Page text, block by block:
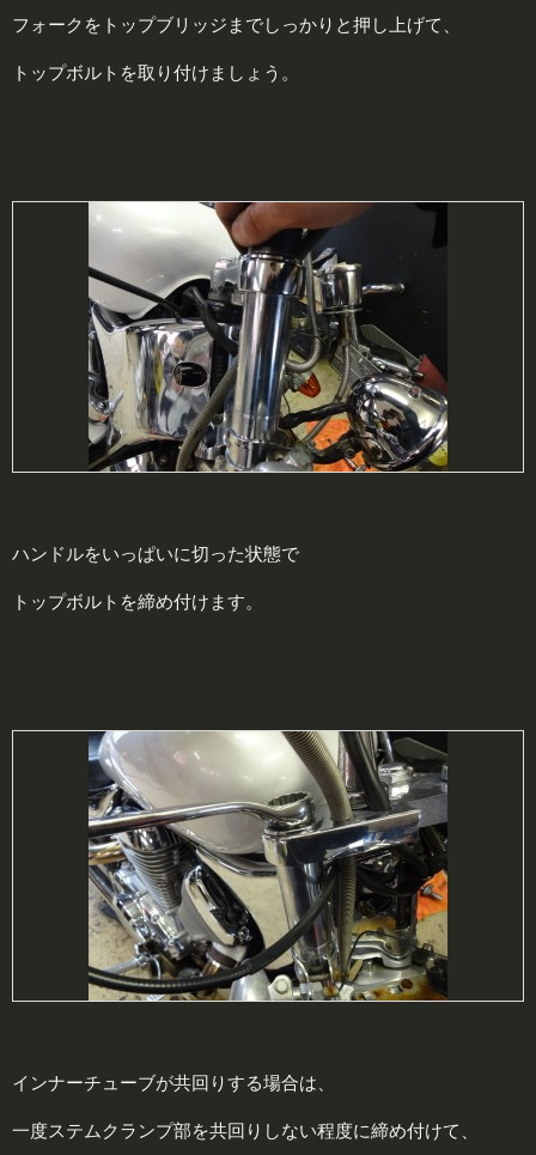
フォークをトップブリッジまでしっかりと押し上げて、
トップボルトを取り付けましょう。
ハンドルをいっぱいに切った状態で
トップボルトを締め付けます。
インナーチューブが共回りする場合は、
一度ステムクランプ部を共回りしない程度に締め付けて、